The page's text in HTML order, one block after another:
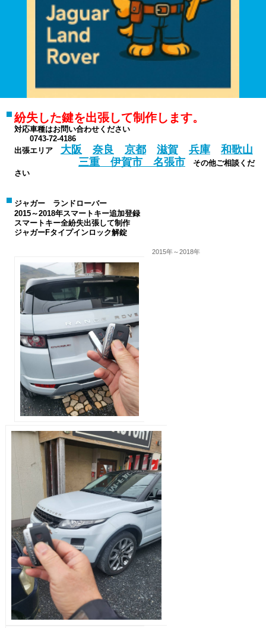
紛失した鍵を出張して制作します。
対応車種はお問い合わせください
0743-72-4186
出張エリア 大阪 奈良 京都 滋賀 兵庫
和歌山
三重 伊賀市 名張市 その他ご相談くだ
さい
ジャガー ランドローバー
2015～2018年スマートキー追加登録
スマートキー全紛失出張して制作
ジャガーFタイプインロック解錠
2015年～2018年